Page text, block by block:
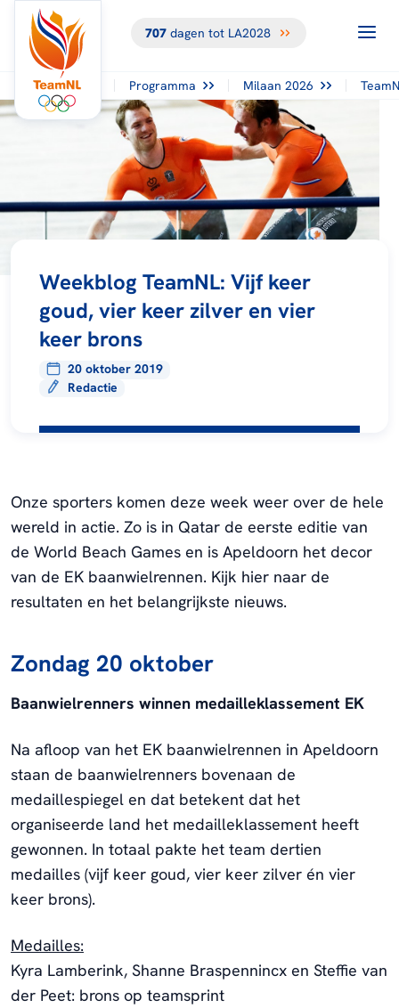
707dagen tot LA2028
Programma Milaan 2026
Weekblog TeamNL: Vijf keer
goud, vier keer zilver en vier
keer brons
20 oktober 2019
Redactie
Onze sporters komen deze week weer over de hele
wereld in actie. Zo is in Qatar de eerste editie van
de World Beach Games en is Apeldoorn het decor
van de EK baanwielrennen. Kijk hier naar de
resultaten en het belangrijkste nieuws.
Zondag 20 oktober
Baanwielrenners winnen medailleklassement EK
Na afloop van het EK baanwielrennen in Apeldoorn
staan de baanwielrenners bovenaan de
medaillespiegel en dat betekent dat het
organiseerde land het medailleklassement heeft
gewonnen. In totaal pakte het team dertien
medailles (vijf keer goud, vier keer zilver én vier
keer brons).
Medailles:
Kyra Lamberink, Shanne Braspennincx en Steffie van
der Peet: brons op teamsprint